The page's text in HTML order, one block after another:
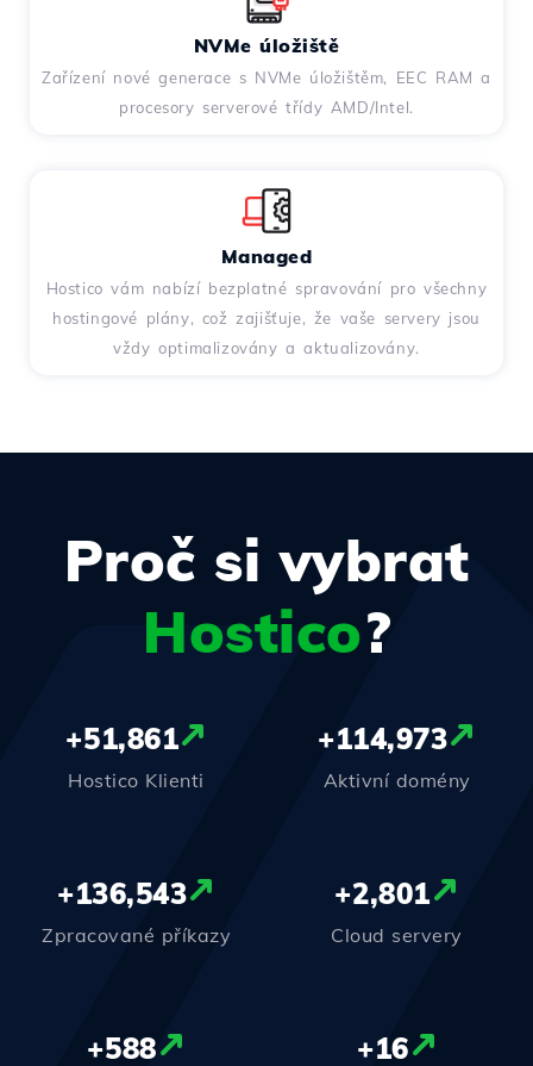
NVMe úložiště
Zařízení nové generace s NVMe úložištěm, EEC RAM a
procesory serverové třídy AMD/Intel.
Managed
Hostico vám nabízí bezplatné spravování pro všechny
hostingové plány, což zajišťuje, že vaše servery jsou
vždy optimalizovány a aktualizovány.
Proč si vybrat
Hostico?
+51,861
Hostico Klienti
+114,973
Aktivní domény
+136,543
Zpracované příkazy
+2,801
Cloud servery
+588 +16